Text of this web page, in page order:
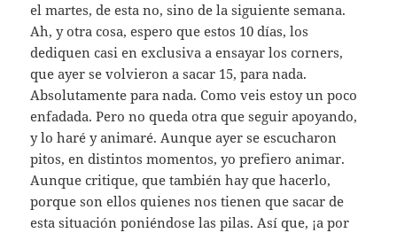
el martes, de esta no, sino de la siguiente semana.
Ah, y otra cosa, espero que estos 10 días, los
dediquen casi en exclusiva a ensayar los corners,
que ayer se volvieron a sacar 15, para nada.
Absolutamente para nada. Como veis estoy un poco
enfadada. Pero no queda otra que seguir apoyando,
y lo haré y animaré. Aunque ayer se escucharon
pitos, en distintos momentos, yo prefiero animar.
Aunque critique, que también hay que hacerlo,
porque son ellos quienes nos tienen que sacar de
esta situación poniéndose las pilas. Así que, ¡a por